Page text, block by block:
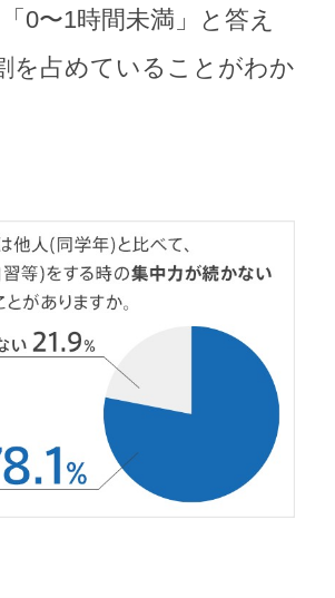
0〜1時間未満」と答え
を占めていることがわか